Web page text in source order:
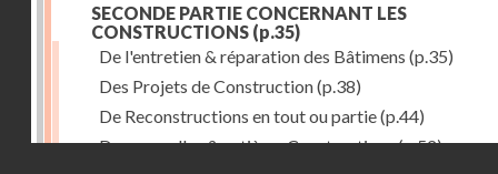
SECONDE PARTIE CONCERNANT LES
CONSTRUCTIONS (p.35)
De l'entretien & réparation des Bâtimens (p.35)
Des Projets de Construction(p.38)
De Reconstructions en tout ou partie(p.44)
Des nouvelles & entières Constructions(p.52)